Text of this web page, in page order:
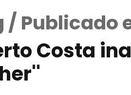
Publicado
Costa